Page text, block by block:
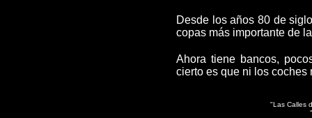
Desde los años 80 de
copas más importante de
Ahora tiene bancos,
cierto es que ni los coches
"Las Calles